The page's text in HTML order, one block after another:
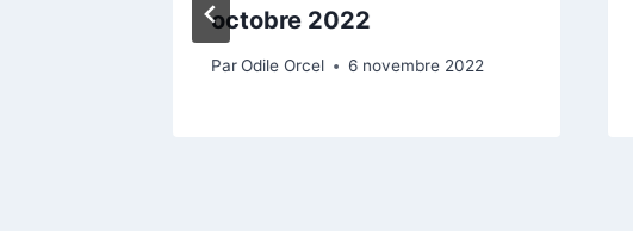
octobre 2022
ParOdile Orcel 6 novembre 2022